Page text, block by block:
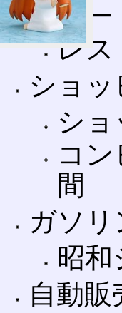
フー
レス
ショ
シ
コ
間
ガソ
昭和
自動販